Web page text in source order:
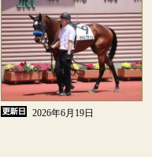
2026年6月19日